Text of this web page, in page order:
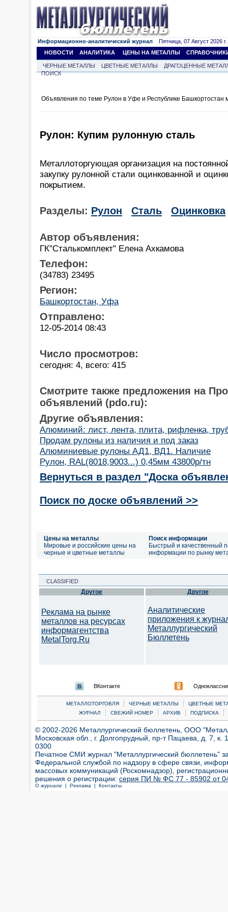
Информационно-аналитический журнал Пятница, 07 Август 2026 г.
НОВОСТИ
АНАЛИТИКА ЦЕНЫ НА МЕТАЛЛЫ
ЧЕРНЫЕ МЕТАЛЛЫ ЦВЕТНЫЕ МЕТАЛЛЫ
ДРАГОЦЕННЫЕ
ПОИСК
Объявления по теме Рулон в Уфе и Республике Башкортостан
Рулон: Купим рулонную сталь
Металлоторгующая организация на
закупку рулонной стали оцинкованной и
покрытием.
Разделы: Рулон Сталь Оцинковка
Автор объявления:
ГК"Сталькомплект" Елена Ахкамова
Телефон:
(34783) 23495
Регион:
Башкортостан, Уфа
Отправлено:
12-05-2014 08:43
Число просмотров:
сегодня: 4, всего: 415
Смотрите также предложения на
объявлений (pdo.ru):
Другие объявления:
Алюминий: лист, лента, плита, рифленка,
Продам рулоны из наличия и под заказ
Алюминиевые рулоны АД1, ВД1. Наличие
Рулон, RAL(8018,9003...) 0,45мм 43800р/тн
Вернуться в раздел "Доска
Поиск по доске объявлений >>
Цены на металлы
Мировые и российские цены на
черные и цветные металлы
Поиск информации
Быстрый и качественный
информации по рынку
CLASSIFIED
Другое
Реклама на рынке
металлов на ресурсах
информагентства
MetalTorg.Ru
Другое
Аналитические
приложения к
Металлургический
Бюллетень
ВКонтакте
МЕТАЛЛОТОРГОВЛЯ | ЧЕРНЫЕ МЕТАЛЛЫ |
ЦВЕТНЫЕ
ЖУРНАЛ
| СВЕЖИЙ НОМЕР | АРХИВ | ПОДПИСКА |
© 2002-2026 Металлургический бюллетень, ООО
Московская обл., г. Долгопрудный, пр-т Пацаева, д. 7,
0300
Печатное СМИ журнал "Металлургический бюллетень"
Федеральной службой по надзору в сфере связи,
массовых коммуникаций (Роскомнадзор),
решения о регистрации: серия ПИ № ФС 77 - 85902 от 04
О журнале | Реклама | Контакты